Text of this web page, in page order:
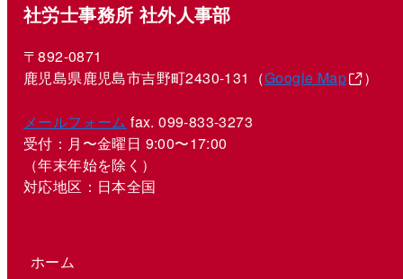
社労士事務所 社外人事部
〒892-0871
鹿児島県鹿児島市吉野町2430-131（Google Map ）
メールフォーム fax. 099-833-3273
受付：月〜金曜日 9:00〜17:00
（年末年始を除く）
対応地区：日本全国
ホーム